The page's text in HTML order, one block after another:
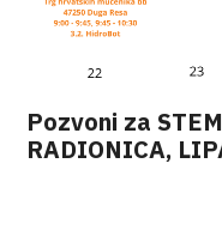
Pozvoni za
RADIONICA,